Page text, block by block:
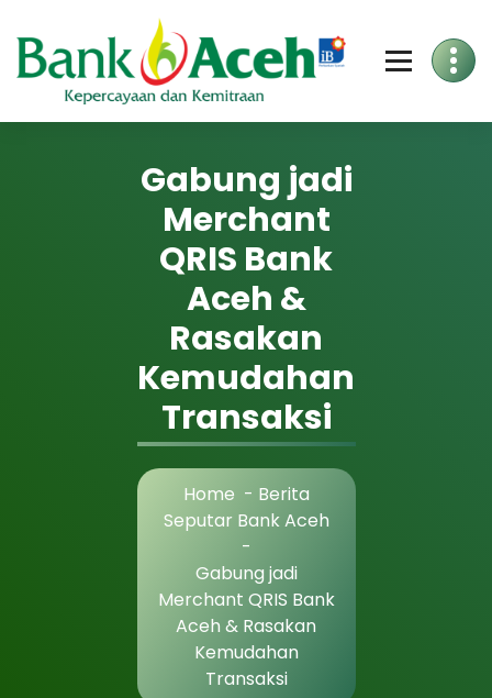
Gabung jadi
Merchant
QRIS Bank
Aceh &
Rasakan
Kemudahan
Transaksi
Home - Berita
Seputar Bank Aceh
-
Gabung jadi
Merchant QRIS Bank
Aceh & Rasakan
Kemudahan
Transaksi